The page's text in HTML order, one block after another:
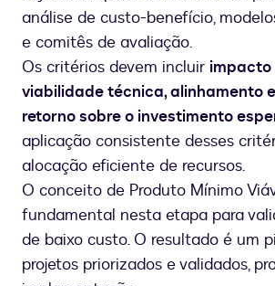
análise de custo-benefício,
e comitês de avaliação.
Os critérios devem incluir impacto
viabilidade técnica, alinhamento
retorno sobre o investimento
aplicação consistente desses
alocação eficiente de recursos.
O conceito de Produto Mínimo
fundamental nesta etapa para
de baixo custo. O resultado é um
projetos priorizados e validados,